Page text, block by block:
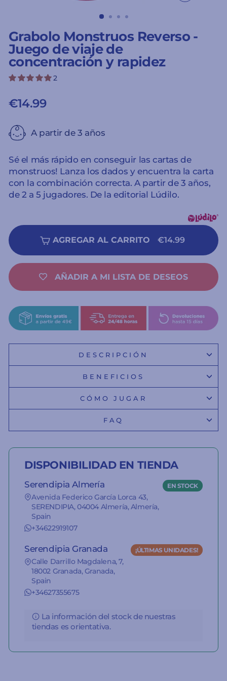
CERRAR
Grabolo Monstruos Reverso -
Juego de viaje de
concentración y rapidez
2
€14.99
A partir de 3 años
Sé el más rápido en conseguir las cartas de
monstruos! Lanza los dados y encuentra la carta
con la combinación correcta. A partir de 3 años,
de 2 a 5 jugadores. De la editorial Lúdilo.
AGREGAR AL CARRITO €14.99
AÑADIR A MI LISTA DE DESEOS
DESCRIPCIÓN
BENEFICIOS
CÓMO JUGAR
FAQ
DISPONIBILIDAD EN TIENDA
Serendipia Almería
Avenida Federico García Lorca 43,
SERENDIPIA, 04004 Almería, Almería,
Spain
+34622919107
EN STOCK
Serendipia Granada
Calle Darrillo Magdalena, 7,
18002 Granada, Granada,
Spain
+34627355675
¡ÚLTIMAS UNIDADES!
La información del stock de nuestras
tiendas es orientativa.